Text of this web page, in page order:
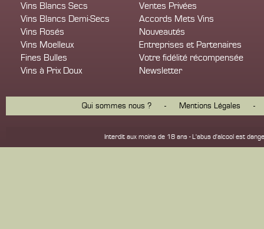
Vins Blancs Secs
Vins Blancs Demi-Secs
Vins Rosés
Vins Moelleux
Fines Bulles
Vins à Prix Doux
Ventes Privées
Accords Mets Vins
Nouveautés
Entreprises et Partenaires
Votre fidélité récompensée
Newsletter
Qui sommes nous ? - Mentions Légales -
Interdit aux moins de 18 ans - L'abus d'alcool est